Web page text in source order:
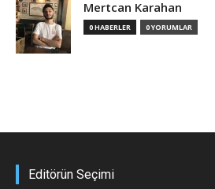
Mertcan Karahan
0 HABERLER 0 YORUMLAR
Editörün Seçimi